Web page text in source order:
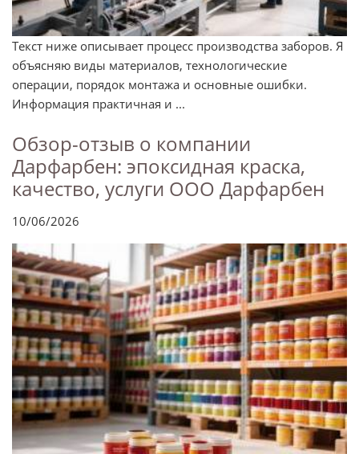
Текст ниже описывает процесс производства заборов. Я
объясняю виды материалов, технологические
операции, порядок монтажа и основные ошибки.
Информация практичная и ...
Обзор-отзыв о компании
Дарфарбен: эпоксидная краска,
качество, услуги ООО Дарфарбен
10/06/2026